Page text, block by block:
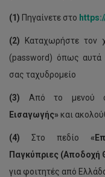
(1) Πηγαίνετε στο
(2) Καταχωρήστε τον
(password) όπως αυτά
σας ταχυδρομείο
(3) Από το μενού
Εισαγωγής» και
(4) Στο πεδίο
Παγκύπριες (Αποδοχή
για φοιτητές από